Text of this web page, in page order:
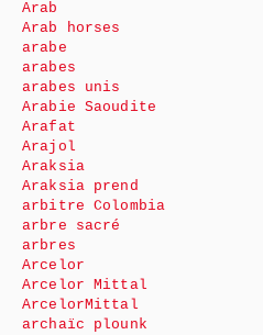
Arab
Arab horses
arabe
arabes
arabes unis
Arabie Saoudite
Arafat
Arajol
Araksia
Araksia prend
arbitre Colombia
arbre sacré
arbres
Arcelor
Arcelor Mittal
ArcelorMittal
archaïc plounk